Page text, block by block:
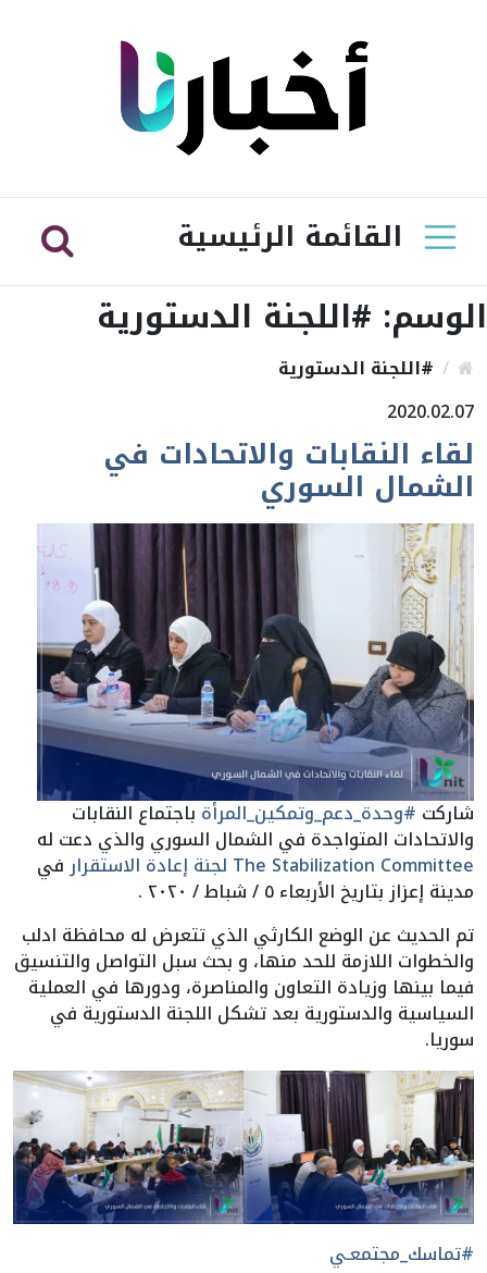
القائمة الرئيسية
الوسم: #اللجنة الدستورية
#اللجنة الدستورية
2020.02.07
لقاء النقابات والاتحادات في
الشمال السوري
شاركت #وحدة_دعم_وتمكين_المرأة باجتماع النقابات
والاتحادات المتواجدة في الشمال السوري والذي دعت له
The Stabilization Committee لجنة إعادة الاستقرار في
مدينة إعزاز بتاريخ الأربعاء ٥ / شباط / ٢٠٢٠ .
تم الحديث عن الوضع الكارثي الذي تتعرض له محافظة ادلب
والخطوات اللازمة للحد منها، و بحث سبل التواصل والتنسيق
فيما بينها وزيادة التعاون والمناصرة، ودورها في العملية
السياسية والدستورية بعد تشكل اللجنة الدستورية في
سوريا.
#تماسك_مجتمعـي